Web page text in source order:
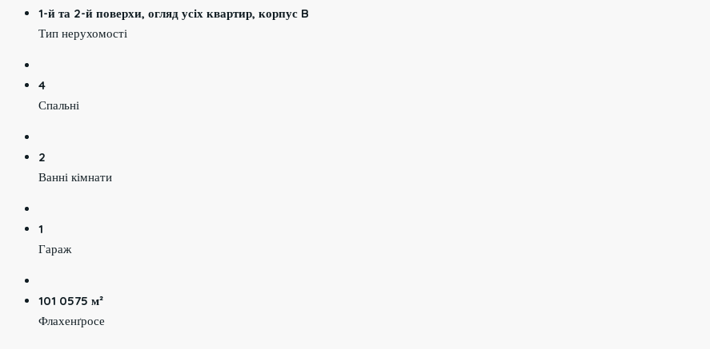
1-й та 2-й поверхи, огляд усіх квартир, корпус B
Тип нерухомості
4
Спальні
2
Ванні кімнати
1
Гараж
101 0575 м²
Флахенґросе